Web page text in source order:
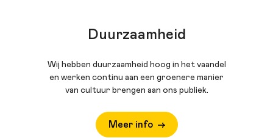
Duurzaamheid
Wij hebben duurzaamheid hoog in het vaandel
en werken continu aan een groenere manier
van cultuur brengen aan ons publiek.
Meer info